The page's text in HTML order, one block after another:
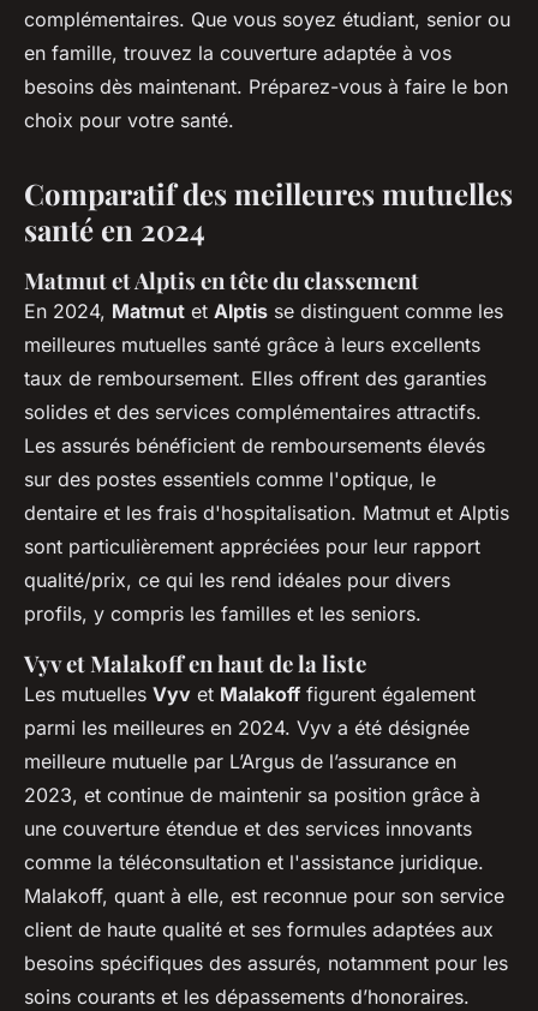
complémentaires. Que vous soyez étudiant, senior ou
en famille, trouvez la couverture adaptée à vos
besoins dès maintenant. Préparez-vous à faire le bon
choix pour votre santé.
Comparatif des meilleures mutuelles
santé en 2024
Matmut et Alptis en tête du classement
En 2024, Matmut et Alptis se distinguent comme les
meilleures mutuelles santé grâce à leurs excellents
taux de remboursement. Elles offrent des garanties
solides et des services complémentaires attractifs.
Les assurés bénéficient de remboursements élevés
sur des postes essentiels comme l'optique, le
dentaire et les frais d'hospitalisation. Matmut et Alptis
sont particulièrement appréciées pour leur rapport
qualité/prix, ce qui les rend idéales pour divers
profils, y compris les familles et les seniors.
Vyv et Malakoff en haut de la liste
Les mutuelles Vyv et Malakoff figurent également
parmi les meilleures en 2024. Vyv a été désignée
meilleure mutuelle par L’Argus de l’assurance en
2023, et continue de maintenir sa position grâce à
une couverture étendue et des services innovants
comme la téléconsultation et l'assistance juridique.
Malakoff, quant à elle, est reconnue pour son service
client de haute qualité et ses formules adaptées aux
besoins spécifiques des assurés, notamment pour les
soins courants et les dépassements d’honoraires.